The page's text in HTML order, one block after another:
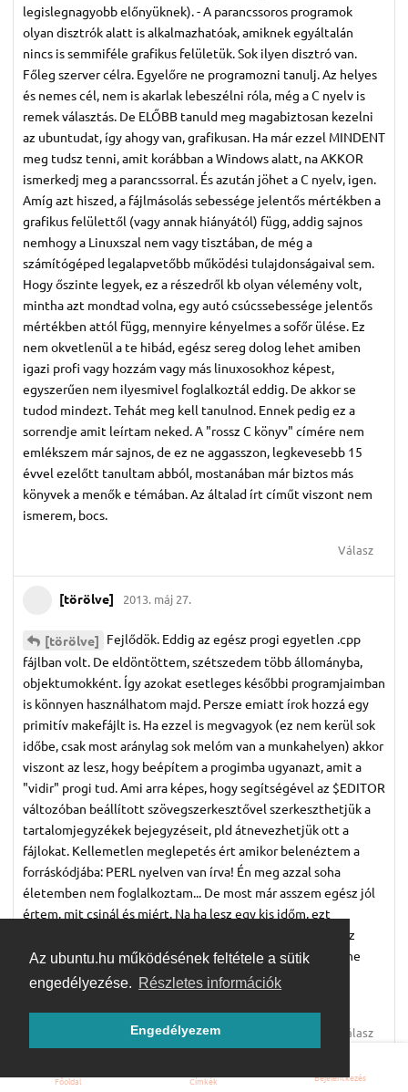
Az ubuntu.hu működésének feltétele a sütik
engedélyezése. Részletes információk
Engedélyezem
legislegnagyobb előnyüknek). - A parancssoros programok
olyan disztrók alatt is alkalmazhatóak, amiknek egyáltalán
nincs is semmiféle grafikus felületük. Sok ilyen disztró van.
Főleg szerver célra. Egyelőre ne programozni tanulj. Az helyes
és nemes cél, nem is akarlak lebeszélni róla, még a C nyelv is
remek választás. De ELŐBB tanuld meg magabiztosan kezelni
az ubuntudat, így ahogy van, grafikusan. Ha már ezzel MINDENT
meg tudsz tenni, amit korábban a Windows alatt, na AKKOR
ismerkedj meg a parancssorral. És azután jöhet a C nyelv, igen.
Amíg azt hiszed, a fájlmásolás sebessége jelentős mértékben a
grafikus felülettől (vagy annak hiányától) függ, addig sajnos
nemhogy a Linuxszal nem vagy tisztában, de még a
számítógéped legalapvetőbb működési tulajdonságaival sem.
Hogy őszinte legyek, ez a részedről kb olyan vélemény volt,
mintha azt mondtad volna, egy autó csúcssebessége jelentős
mértékben attól függ, mennyire kényelmes a sofőr ülése. Ez
nem okvetlenül a te hibád, egész sereg dolog lehet amiben
igazi profi vagy hozzám vagy más linuxosokhoz képest,
egyszerűen nem ilyesmivel foglalkoztál eddig. De akkor se
tudod mindezt. Tehát meg kell tanulnod. Ennek pedig ez a
sorrendje amit leírtam neked. A "rossz C könyv" címére nem
emlékszem már sajnos, de ez ne aggasszon, legkevesebb 15
évvel ezelőtt tanultam abból, mostanában már biztos más
könyvek a menők e témában. Az általad írt címűt viszont nem
ismerem, bocs.
Válasz
[törölve] 2013. máj 27.
[törölve] Fejlődök. Eddig az egész progi egyetlen .cpp
fájlban volt. De eldöntöttem, szétszedem több állományba,
objektumokként. Így azokat esetleges későbbi programjaimban
is könnyen használhatom majd. Persze emiatt írok hozzá egy
primitív makefájlt is. Ha ezzel is megvagyok (ez nem kerül sok
időbe, csak most aránylag sok melóm van a munkahelyen) akkor
viszont az lesz, hogy beépítem a progimba ugyanazt, amit a
"vidir" progi tud. Ami arra képes, hogy segítségével az $EDITOR
változóban beállított szövegszerkesztővel szerkeszthetjük a
tartalomjegyzékek bejegyzéseit, pld átnevezhetjük ott a
fájlokat. Kellemetlen meglepetés ért amikor belenéztem a
forráskódjába: PERL nyelven van írva! Én meg azzal soha
életemben nem foglalkoztam... De most már asszem egész jól
értem, mit csinál és miért. Na ha lesz egy kis időm, ezt
leprogramozom C nyelven, bele a hacker_ls -be. Elvégre az
amúgyis beolvassa a tartalomjegyzéket, akkor már miért ne
tudhatná azt is amit a "vidir"... Az $EDITOR meghívása
Válasz
ENNYIVEL KÉSŐBB:
Főoldal Címkék Bejelentkezés